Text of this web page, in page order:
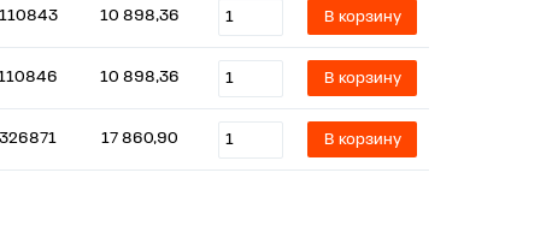
110843 10 898,36 В корзину
10 898,36 В корзину
326871 17 860,90 В корзину